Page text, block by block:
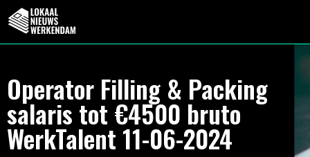
Operator Filling & Packing
salaris tot €4500 bruto
WerkTalent 11-06-2024